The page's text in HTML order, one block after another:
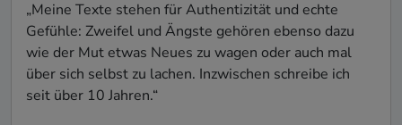
„Meine Texte stehen für Authentizität und echte
Gefühle: Zweifel und Ängste gehören ebenso dazu
wie der Mut etwas Neues zu wagen oder auch mal
über sich selbst zu lachen. Inzwischen schreibe ich
seit über 10 Jahren.“